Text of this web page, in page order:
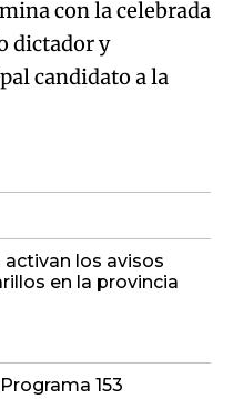
con la celebrada
dictador y
candidato a la
los avisos
en la provincia
153